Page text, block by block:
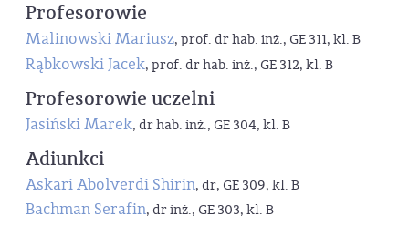
Profesorowie
Malinowski Mariusz, prof. dr hab. inż., GE 311, kl. B
Rąbkowski Jacek, prof. dr hab. inż., GE 312, kl. B
Profesorowie uczelni
Jasiński Marek, dr hab. inż., GE 304, kl. B
Adiunkci
Askari Abolverdi Shirin, dr, GE 309, kl. B
Bachman Serafin, dr inż., GE 303, kl. B